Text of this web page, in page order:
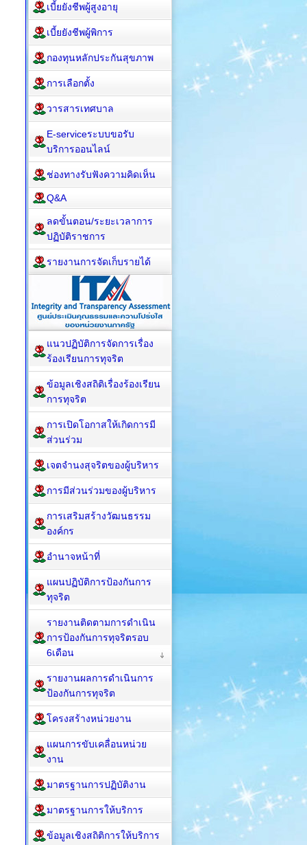
เบี้ยยังชีพผู้สูงอายุ
เบี้ยยังชีพผู้พิการ
กองทุนหลักประกันสุขภาพ
การเลือกตั้ง
วารสารเทศบาล
E-serviceระบบขอรับ
บริการออนไลน์
ช่องทางรับฟังความคิดเห็น
Q&A
ลดขั้นตอน/ระยะเวลาการ
ปฏิบัติราชการ
รายงานการจัดเก็บรายได้
แนวปฏิบัติการจัดการเรื่อง
ร้องเรียนการทุจริต
ข้อมูลเชิงสถิติเรื่องร้องเรียน
การทุจริต
การเปิดโอกาสให้เกิดการมี
ส่วนร่วม
เจตจำนงสุจริตของผู้บริหาร
การมีส่วนร่วมของผู้บริหาร
การเสริมสร้างวัฒนธรรม
องค์กร
อำนาจหน้าที่
แผนปฏิบัติการป้องกันการ
ทุจริต
รายงานติดตามการดำเนิน
การป้องกันการทุจริตรอบ
6เดือน
รายงานผลการดำเนินการ
ป้องกันการทุจริต
โครงสร้างหน่วยงาน
แผนการขับเคลื่อนหน่วย
งาน
มาตรฐานการปฏิบัติงาน
มาตรฐานการให้บริการ
ข้อมูลเชิงสถิติการให้บริการ